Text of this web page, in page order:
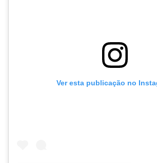
Ver esta publicação no